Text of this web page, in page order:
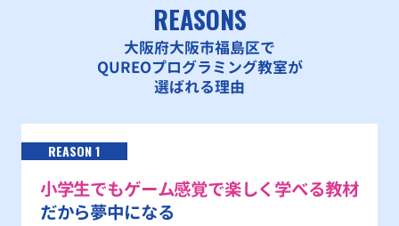
REASONS
大阪府大阪市福島区で
QUREOプログラミング教室が
選ばれる理由
REASON 1
小学生でもゲーム感覚で楽しく学べる教材
だから夢中になる